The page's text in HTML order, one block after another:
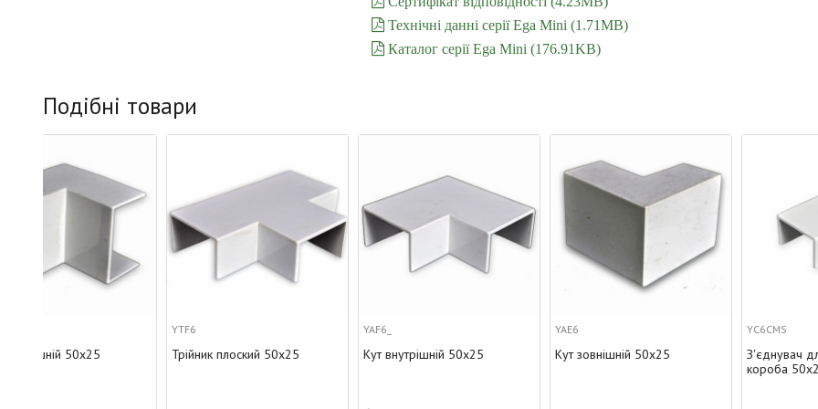
Технічні данні серії Ega Mini (1.71MB)
Каталог серії Ega Mini (176.91KB)
Подібні товари
Трійник плоский 50х25 Кут внутрішній 50х25 Кут зовнішній 50х25
З'єднувач для пластикового